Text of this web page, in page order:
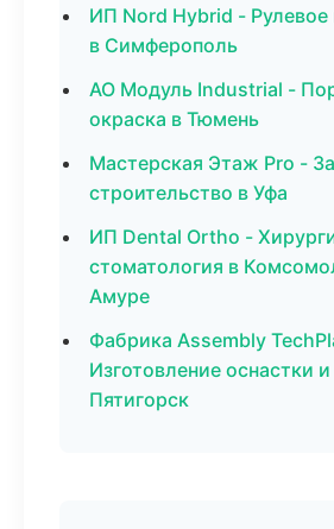
ИП Nord Hybrid - Рулевое
в Симферополь
АО Модуль Industrial -
окраска в Тюмень
Мастерская Этаж Pro -
строительство в Уфа
ИП Dental Ortho -
стоматология в
Амуре
Фабрика Assembly
Изготовление оснастки
Пятигорск